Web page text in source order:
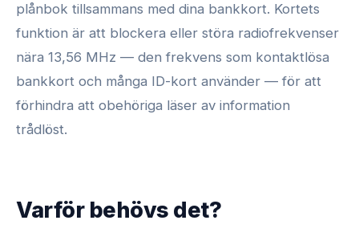
plånbok tillsammans med dina bankkort. Kortets
funktion är att blockera eller störa radiofrekvenser
nära 13,56 MHz — den frekvens som kontaktlösa
bankkort och många ID-kort använder — för att
förhindra att obehöriga läser av information
trådlöst.
Varför behövs det?